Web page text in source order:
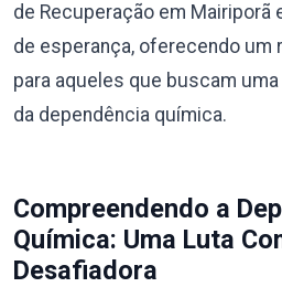
de Recuperação em Mairiporã
de esperança, oferecendo
para aqueles que buscam
da dependência química.
Compreendendo a
Química: Uma Luta
Desafiadora